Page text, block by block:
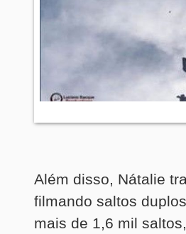
Além disso, Nátalie
filmando saltos
mais de 1,6 mil